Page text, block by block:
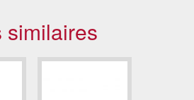
similaires